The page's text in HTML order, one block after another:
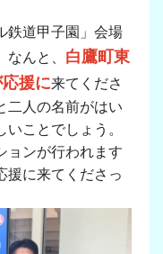
鉄道甲子園」会場
んと、 白鷹町東
援に来てくださ
人の名前がはい
ことでしょう。
ョンが行われます
援に来てくださっ